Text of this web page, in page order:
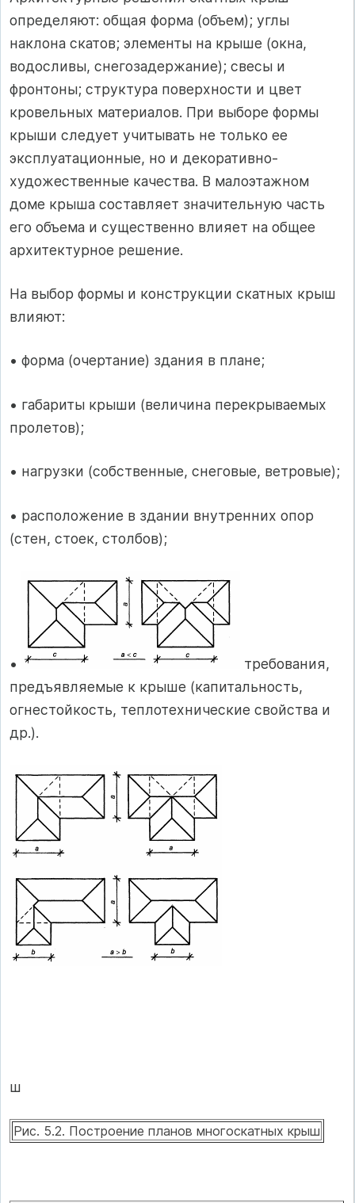
определяют: общая форма (объем); углы
наклона скатов; элементы на крыше (окна,
водосливы, снегозадержание); свесы и
фронтоны; структура поверхности и цвет
кровельных материалов. При выборе формы
крыши следует учитывать не только ее
эксплуатационные, но и декоративно-
художественные качества. В малоэтажном
доме крыша составляет значительную часть
его объема и существенно влияет на общее
архитектурное решение.
На выбор формы и конструкции скатных крыш
влияют:
• форма (очертание) здания в плане;
• габариты крыши (величина перекрываемых
пролетов);
• нагрузки (собственные, снеговые, ветровые);
• расположение в здании внутренних опор
(стен, стоек, столбов);
•
требования,
предъявляемые к крыше (капитальность,
огнестойкость, теплотехнические свойства и
др.).
ш
Рис. 5.2. Построение планов многоскатных крыш